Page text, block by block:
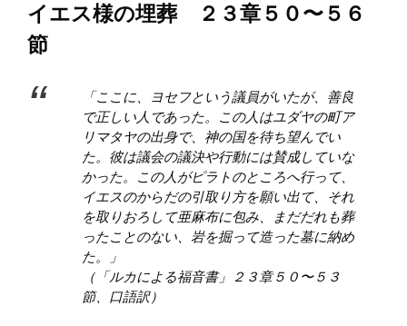
イエス様の埋葬 ２３章５０〜５６
節
「ここに、ヨセフという議員がいたが、善良
で正しい人であった。この人はユダヤの町ア
リマタヤの出身で、神の国を待ち望んでい
た。彼は議会の議決や行動には賛成していな
かった。この人がピラトのところへ行って、
イエスのからだの引取り方を願い出て、それ
を取りおろして亜麻布に包み、まだだれも葬
ったことのない、岩を掘って造った墓に納め
た。」
（「ルカによる福音書」２３章５０〜５３
節、口語訳）